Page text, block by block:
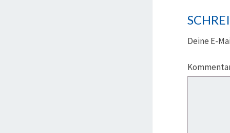
Deine E-